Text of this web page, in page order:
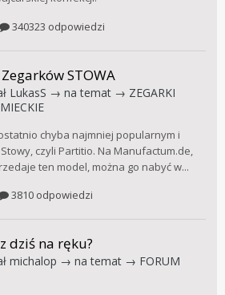
340323 odpowiedzi
STOWA
LukasS → na temat → ZEGARKI
chyba najmniej popularnym i
czyli Partitio. Na Manufactum.de,
ten model, można go nabyć w...
3810 odpowiedzi
dziś na ręku?
michalop → na temat → FORUM